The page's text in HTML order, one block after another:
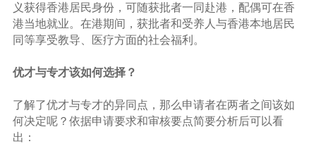
义获得香港居民身份，可随获批者一同赴港，配偶可在香
港当地就业。在港期间，获批者和受养人与香港本地居民
同等享受教导、医疗方面的社会福利。
优才与专才该如何选择？
了解了优才与专才的异同点，那么申请者在两者之间该如
何决定呢？依据申请要求和审核要点简要分析后可以看
出：